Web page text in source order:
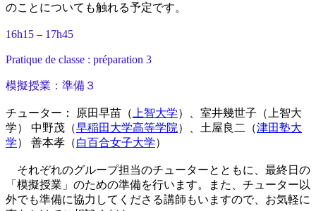
のことについても触れる予定です。
16h15 – 17h45
Pratique de classe : préparation 3
模擬授業：準備３
チューター： 原田早苗（ 上智大学）、室井幾世子（上智大
学） 中野茂（早稲田大学高等学院）、土屋良二（津田塾大
学） 善本孝（白百合女子大学）
それぞれのグループ担当のチューターとともに、最終日の
「模擬授業」のための準備を行います。また、チューター以
外でも準備に協力してくださる講師もいますので、お気軽に